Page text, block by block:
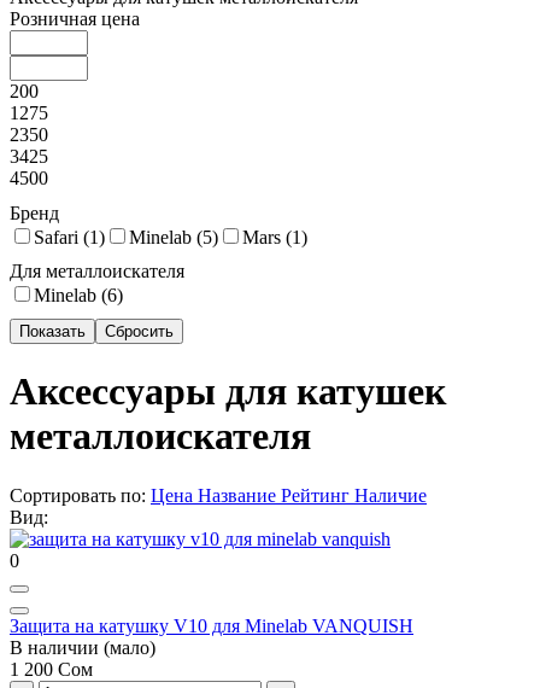
Розничная цена
200
1275
2350
3425
4500
Бренд
Safari (1) Minelab (5) Mars (1)
Для металлоискателя
Minelab (6)
Аксессуары для катушек
металлоискателя
Сортировать по: Цена Название Рейтинг Наличие
Вид:
0
Защита на катушку V10 для Minelab VANQUISH
В наличии (мало)
1 200 Сом